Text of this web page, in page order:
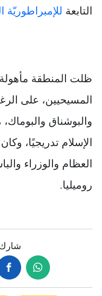
التابعة للإمبراطوريّة
ظلت المنطقة
المسيحيين، على
والبوشناق
الإسلام تدريجيًا،
العظام والوزراء
روميليا.
شارك